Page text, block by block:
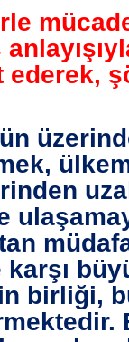
karşı
birliği,